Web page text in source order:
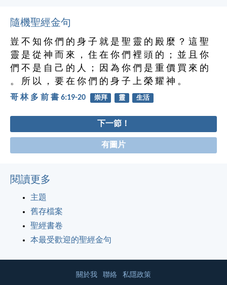
隨機聖經金句
豈 不 知 你 們 的 身 子 就 是 聖 靈 的 殿 麼 ？ 這 聖
靈 是 從 神 而 來 ， 住 在 你 們 裡 頭 的 ； 並 且 你
們 不 是 自 己 的 人 ； 因 為 你 們 是 重 價 買 來 的
。 所 以 ， 要 在 你 們 的 身 子 上 榮 耀 神 。
哥 林 多 前 書 6:19-20 崇拜 靈 生活
下一節！
有圖片
閱讀更多
主題
舊存檔案
聖經書卷
本最受歡迎的聖經金句
關於我 聯絡 私隱政策